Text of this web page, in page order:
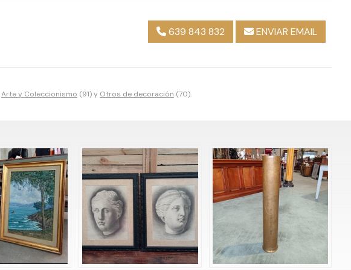
Arte y Coleccionismo (91) y Otros de decoración (70).
639 843 832 ENVIAR EMAIL